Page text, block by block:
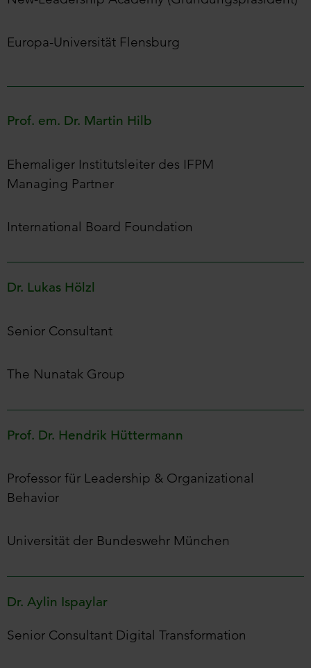
Europa-Universität Flensburg
Prof. em. Dr. Martin Hilb
Ehemaliger Institutsleiter des IFPM
Managing Partner
International Board Foundation
Dr. Lukas Hölzl
Senior Consultant
The Nunatak Group
Prof. Dr. Hendrik Hüttermann
Professor für Leadership & Organizational
Behavior
Universität der Bundeswehr München
Dr. Aylin Ispaylar
Senior Consultant Digital Transformation